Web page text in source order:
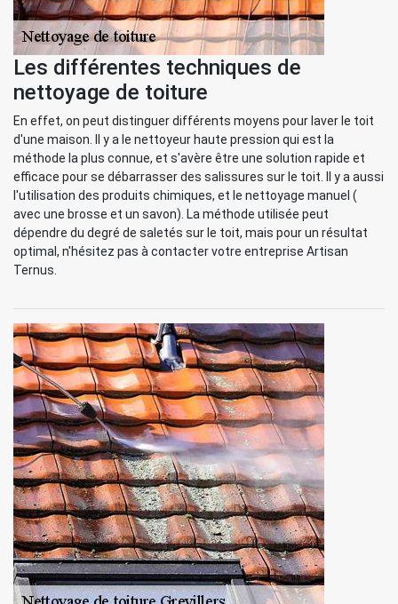
Les différentes techniques de
nettoyage de toiture
En effet, on peut distinguer différents moyens pour laver le toit
d'une maison. Il y a le nettoyeur haute pression qui est la
méthode la plus connue, et s'avère être une solution rapide et
efficace pour se débarrasser des salissures sur le toit. Il y a aussi
l'utilisation des produits chimiques, et le nettoyage manuel (
avec une brosse et un savon). La méthode utilisée peut
dépendre du degré de saletés sur le toit, mais pour un résultat
optimal, n'hésitez pas à contacter votre entreprise Artisan
Ternus.